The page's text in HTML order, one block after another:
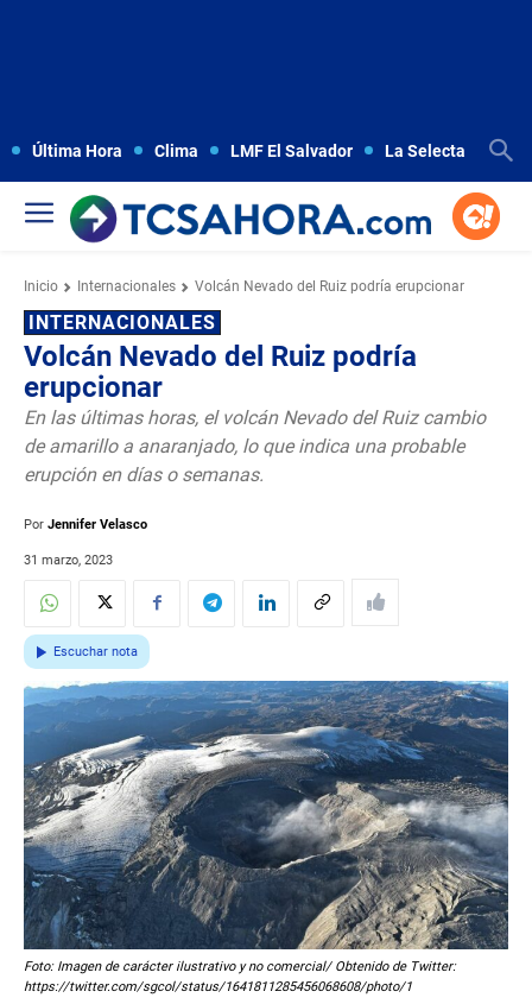
Última Hora Clima LMF El Salvador La Selecta
Inicio Internacionales Volcán Nevado del Ruiz podría erupcionar
INTERNACIONALES
Volcán Nevado del Ruiz podría
erupcionar
En las últimas horas, el volcán Nevado del Ruiz cambio
de amarillo a anaranjado, lo que indica una probable
erupción en días o semanas.
Por Jennifer Velasco
31 marzo, 2023
Escuchar nota
Foto: Imagen de carácter ilustrativo y no comercial/ Obtenido de Twitter:
https://twitter.com/sgcol/status/1641811285456068608/photo/1